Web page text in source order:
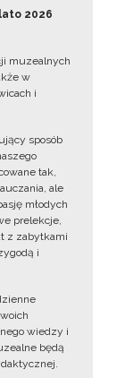
2026
muzealnych
w
i
sposób
tak,
ale
młodych
prelekcje,
z zabytkami
i
wiedzy i
będą